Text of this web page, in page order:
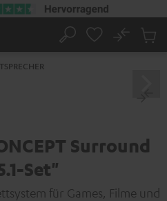
Suche
No
Surround
Set"
für Games, Filme und